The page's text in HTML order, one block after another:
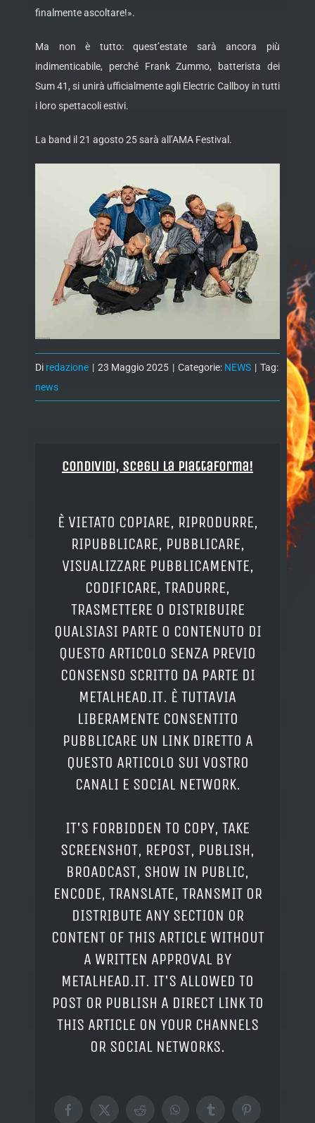
finalmente ascoltare!».
Ma non è tutto: quest’estate sarà ancora più
indimenticabile, perché Frank Zummo, batterista dei
Sum 41, si unirà ufficialmente agli Electric Callboy in tutti
i loro spettacoli estivi.
La band il 21 agosto 25 sarà all’AMA Festival.
Di redazione | 23 Maggio 2025 | Categorie: NEWS | Tag:
news
Condividi, Scegli la piattaforma!
È VIETATO COPIARE, RIPRODURRE,
RIPUBBLICARE, PUBBLICARE,
VISUALIZZARE PUBBLICAMENTE,
CODIFICARE, TRADURRE,
TRASMETTERE O DISTRIBUIRE
QUALSIASI PARTE O CONTENUTO DI
QUESTO ARTICOLO SENZA PREVIO
CONSENSO SCRITTO DA PARTE DI
METALHEAD.IT. È TUTTAVIA
LIBERAMENTE CONSENTITO
PUBBLICARE UN LINK DIRETTO A
QUESTO ARTICOLO SUI VOSTRO
CANALI E SOCIAL NETWORK.
IT'S FORBIDDEN TO COPY, TAKE
SCREENSHOT, REPOST, PUBLISH,
BROADCAST, SHOW IN PUBLIC,
ENCODE, TRANSLATE, TRANSMIT OR
DISTRIBUTE ANY SECTION OR
CONTENT OF THIS ARTICLE WITHOUT
A WRITTEN APPROVAL BY
METALHEAD.IT. IT'S ALLOWED TO
POST OR PUBLISH A DIRECT LINK TO
THIS ARTICLE ON YOUR CHANNELS
OR SOCIAL NETWORKS.
Facebook
X RedditWhatsAppTumblrPinterest